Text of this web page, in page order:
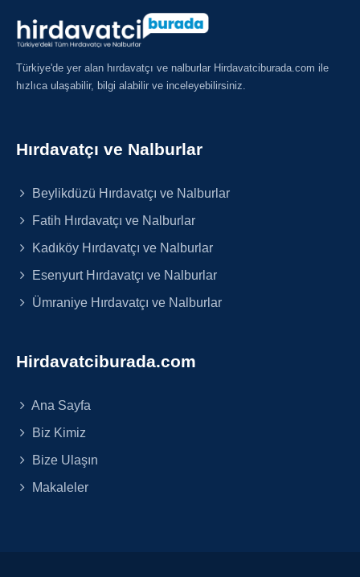
Türkiye'de yer alan hırdavatçı ve nalburlar Hirdavatciburada.com ile
hızlıca ulaşabilir, bilgi alabilir ve inceleyebilirsiniz.
Hırdavatçı ve Nalburlar
Beylikdüzü Hırdavatçı ve Nalburlar
Fatih Hırdavatçı ve Nalburlar
Kadıköy Hırdavatçı ve Nalburlar
Esenyurt Hırdavatçı ve Nalburlar
Ümraniye Hırdavatçı ve Nalburlar
Hirdavatciburada.com
Ana Sayfa
Biz Kimiz
Bize Ulaşın
Makaleler